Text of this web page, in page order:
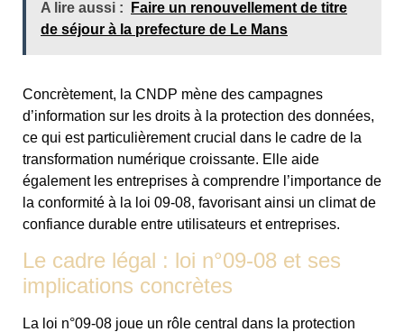
A lire aussi :
Faire un renouvellement de titre
de séjour à la prefecture de Le Mans
Concrètement, la CNDP mène des campagnes
d’information sur les droits à la protection des données,
ce qui est particulièrement crucial dans le cadre de la
transformation numérique croissante. Elle aide
également les entreprises à comprendre l’importance de
la conformité à la loi 09-08, favorisant ainsi un climat de
confiance durable entre utilisateurs et entreprises.
Le cadre légal : loi n°09-08 et ses
implications concrètes
La loi n°09-08 joue un rôle central dans la protection